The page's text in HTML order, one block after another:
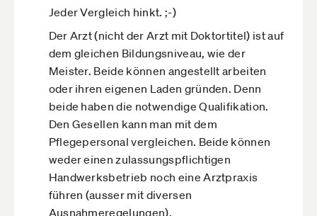
eröffnen. Daher hinkt Dein Vergleich.
Warum sollte also ein Maler, der kein Meister
ist, nicht selbstständig malern dürfen?
Natürlich darf er sich dann nicht
"Meisterbetrieb" auf's Türschild schreiben. Und
das Kunden, die wert auf einen Meisterbetrieb
legen, ihn dann nicht beauftragen werden, ist
auch klar.
Man muss nicht immer alles reglementieren,
insbesondere nicht in diesen Zeiten und
insbesondere nicht mit einem so trägen, zähen
Jeder Vergleich hinkt. ;-)
Der Arzt (nicht der Arzt mit Doktortitel) ist auf
dem gleichen Bildungsniveau, wie der
Meister. Beide können angestellt arbeiten
oder ihren eigenen Laden gründen. Denn
beide haben die notwendige Qualifikation.
Den Gesellen kann man mit dem
Pflegepersonal vergleichen. Beide können
weder einen zulassungspflichtigen
Handwerksbetrieb noch eine Arztpraxis
führen (ausser mit diversen
Ausnahmeregelungen).